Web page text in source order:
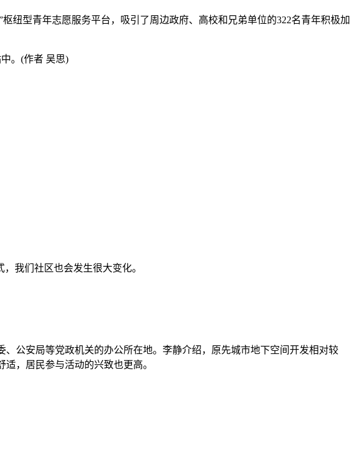
型青年志愿服务平台，吸引了周边政府、高校和兄弟单位的322名青年积极加
。(作者 吴思)
我们社区也会发生很大变化。
公安局等党政机关的办公所在地。李静介绍，原先城市地下空间开发相对较
，居民参与活动的兴致也更高。